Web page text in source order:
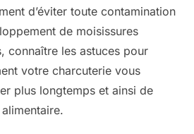
d’éviter toute contamination
de moisissures
connaître les astuces pour
votre charcuterie vous
plus longtemps et ainsi de